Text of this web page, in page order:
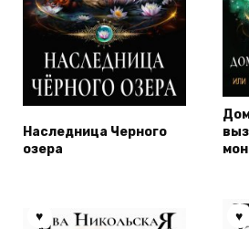
Наследница Черного
озера